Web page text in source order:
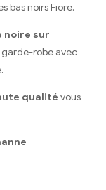
bas noirs Fiore.
noire sur
garde-robe avec
qualité vous